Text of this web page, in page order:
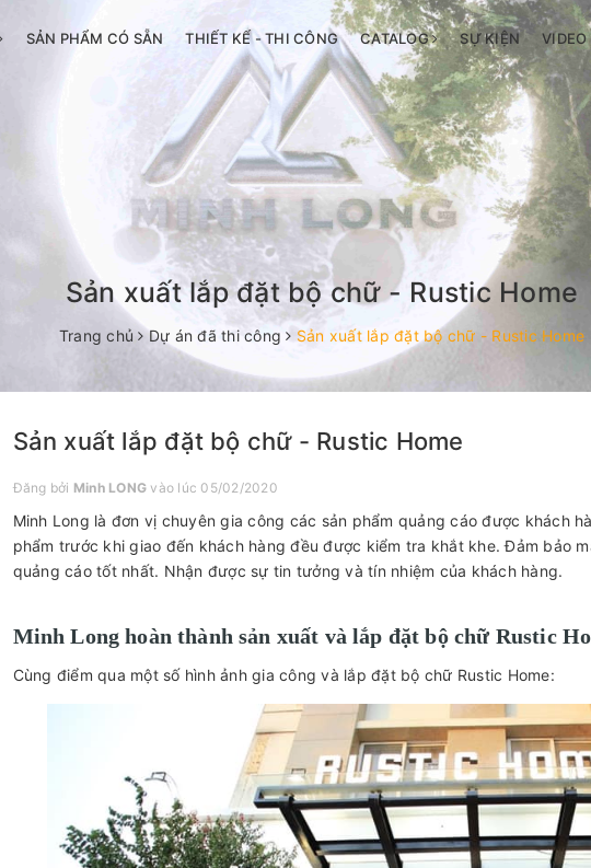
SẢN PHẨM CÓ SẴN THIẾT KẾ - THI CÔNG CATALOG SỰ KIỆN VIDEO
Sản xuất lắp đặt bộ chữ - Rustic Home
Trang chủ Dự án đã thi công Sản xuất lắp đặt bộ chữ - Rustic Home
Sản xuất lắp đặt bộ chữ - Rustic Home
Đăng bởi Minh LONG vào lúc 05/02/2020
Minh Long là đơn vị chuyên gia công các sản phẩm quảng cáo được khách
phẩm trước khi giao đến khách hàng đều được kiểm tra khắt khe. Đảm bảo
quảng cáo tốt nhất. Nhận được sự tin tưởng và tín nhiệm của khách hàng.
Minh Long hoàn thành sản xuất và lắp đặt bộ chữ Rustic
Cùng điểm qua một số hình ảnh gia công và lắp đặt bộ chữ Rustic Home: